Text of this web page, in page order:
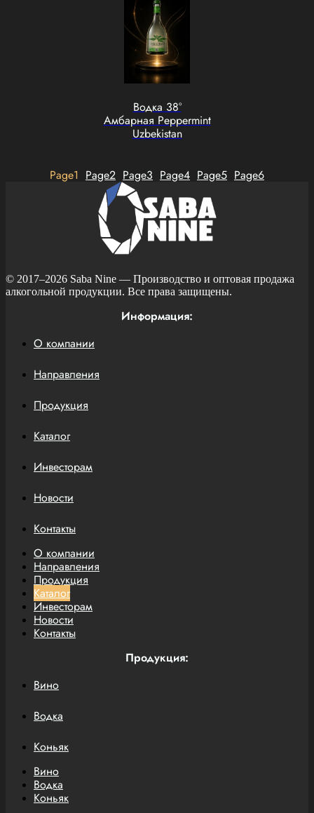
Водка 38°
Амбарная Peppermint
Uzbekistan
Page1 Page2 Page3 Page4 Page5 Page6
© 2017–2026 Saba Nine — Производство и оптовая продажа
алкогольной продукции. Все права защищены.
Информация:
О компании
Направления
Продукция
Каталог
Инвесторам
Новости
Контакты
О компании
Направления
Продукция
Каталог
Инвесторам
Новости
Контакты
Продукция:
Вино
Водка
Коньяк
Вино
Водка
Коньяк